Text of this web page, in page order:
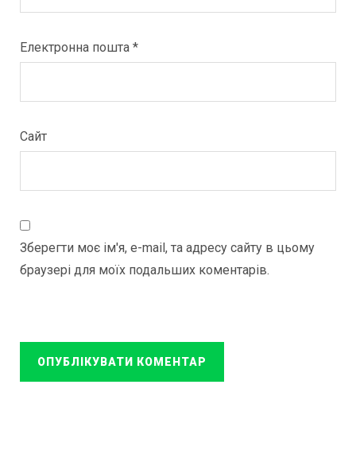
Електронна пошта *
Сайт
Зберегти моє ім'я, e-mail, та адресу сайту в цьому
браузері для моїх подальших коментарів.